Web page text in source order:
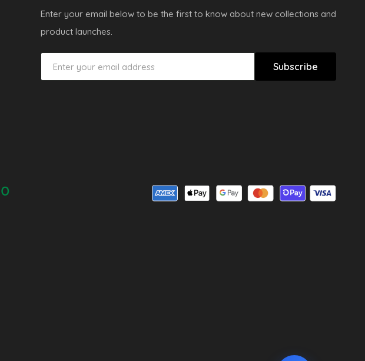
Enter your email below to be the first to know about new collections and
product launches.
Subscribe